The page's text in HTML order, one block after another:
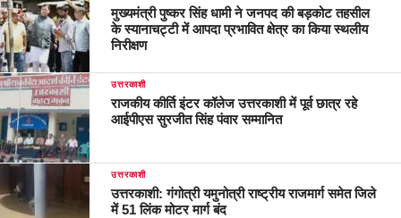
मुख्यमंत्री पुष्कर सिंह धामी ने जनपद की बड़कोट तहसील
के स्यानाचट्टी में आपदा प्रभावित क्षेत्र का किया स्थलीय
निरीक्षण
उत्तरकाशी
राजकीय कीर्ति इंटर कॉलेज उत्तरकाशी में पूर्व छात्र रहे
आईपीएस सुरजीत सिंह पंवार सम्मानित
उत्तरकाशी
उत्तरकाशी: गंगोत्री यमुनोत्री राष्ट्रीय राजमार्ग समेत जिले
में 51 लिंक मोटर मार्ग बंद